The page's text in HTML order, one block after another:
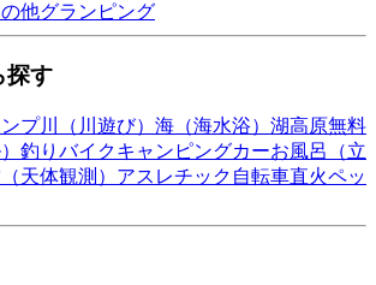
他グランピング
探す
プ川（川遊び） 海（海水浴） 湖高原無料
釣り バイクキャンピングカーお風呂（立
天体観測） アスレチック 自転車直火ペッ